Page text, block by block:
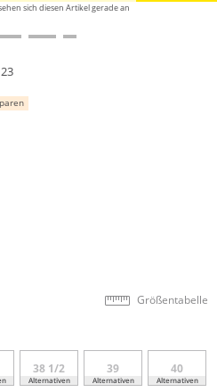
sich diesen Artikel gerade an
Größentabelle
38 1/2
Alternativen
39
Alternativen
40
Alternativen